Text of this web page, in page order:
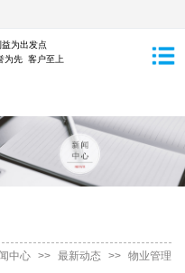
为出发点
为先 客户至上
中心 >> 最新动态 >> 物业管理